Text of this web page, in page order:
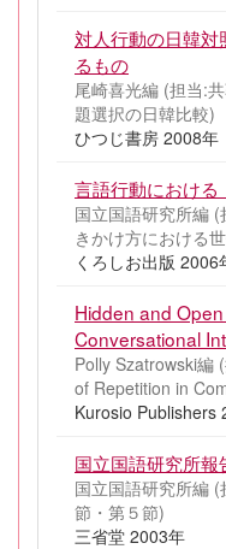
対人行動の日韓
るもの
尾崎喜光編 (担当:
題選択の日韓比較)
ひつじ書房 2008年
言語行動における
国立国語研究所編
きかけ方における
くろしお出版 2006
Hidden and
Conversational
Polly Szatrowski編
of Repetition in
Kurosio Publishers
国立国語研究所
国立国語研究所編
節・第５節)
三省堂 2003年